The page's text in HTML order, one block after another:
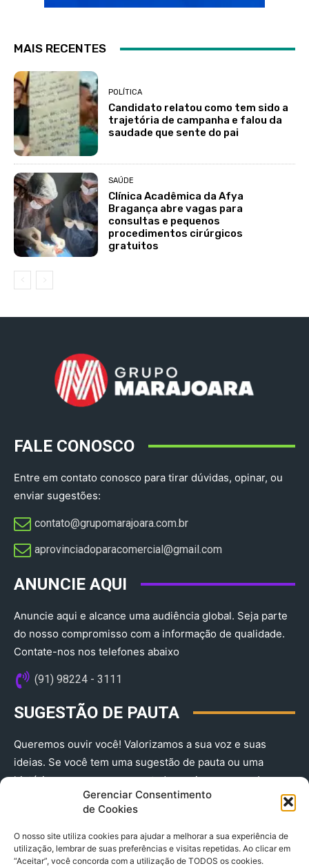
Gerenciar Consentimento
de Cookies
O nosso site utiliza cookies para ajudar a melhorar a sua experiência de
utilização, lembrar de suas preferências e visitas repetidas. Ao clicar em
“Aceitar”, você concorda com a utilização de TODOS os cookies.
MAIS RECENTES
POLÍTICA
Candidato relatou como tem sido a
trajetória de campanha e falou da
saudade que sente do pai
SAÚDE
Clínica Acadêmica da Afya
Bragança abre vagas para
consultas e pequenos
procedimentos cirúrgicos
gratuitos
FALE CONOSCO
Entre em contato conosco para tirar dúvidas, opinar, ou
enviar sugestões:
contato@grupomarajoara.com.br
aprovinciadoparacomercial@gmail.com​
ANUNCIE AQUI
Anuncie aqui e alcance uma audiência global. Seja parte
do nosso compromisso com a informação de qualidade.
Contate-nos nos telefones abaixo
(91) 98224 - 3111
SUGESTÃO DE PAUTA
Queremos ouvir você! Valorizamos a sua voz e suas
ideias. Se você tem uma sugestão de pauta ou uma
história que merece ser contada, envie-nos agora!
(91) 98224 - 3111